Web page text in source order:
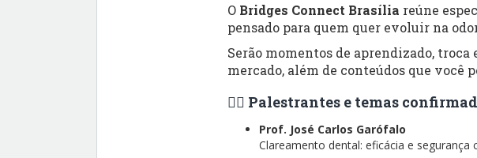
O Bridges Connect Brasília reúne
pensado para quem quer evoluir na
Serão momentos de aprendizado,
mercado, além de conteúdos que você
👨‍⚕️ Palestrantes e temas
Prof. José Carlos Garófalo
Clareamento dental: eficácia e segurança